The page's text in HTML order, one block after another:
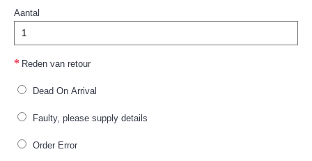
Aantal
Reden van retour
Dead On Arrival
Faulty, please supply details
Order Error